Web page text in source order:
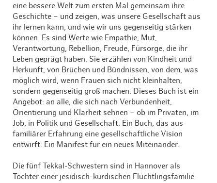
eine bessere Welt zum ersten Mal gemeinsam ihre
Geschichte – und zeigen, was unsere Gesellschaft aus
ihr lernen kann, und wie wir uns gegenseitig stärken
können. Es sind Werte wie Empathie, Mut,
Verantwortung, Rebellion, Freude, Fürsorge, die ihr
Leben geprägt haben. Sie erzählen von Kindheit und
Herkunft, von Brüchen und Bündnissen, von dem, was
möglich wird, wenn Frauen sich nicht kleinhalten,
sondern gegenseitig groß machen. Dieses Buch ist ein
Angebot: an alle, die sich nach Verbundenheit,
Orientierung und Klarheit sehnen – ob im Privaten, im
Job, in Politik und Gesellschaft. Ein Buch, das aus
familiärer Erfahrung eine gesellschaftliche Vision
entwirft. Ein Manifest für ein neues Miteinander.
Die fünf Tekkal-Schwestern sind in Hannover als
Töchter einer jesidisch-kurdischen Flüchtlingsfamilie